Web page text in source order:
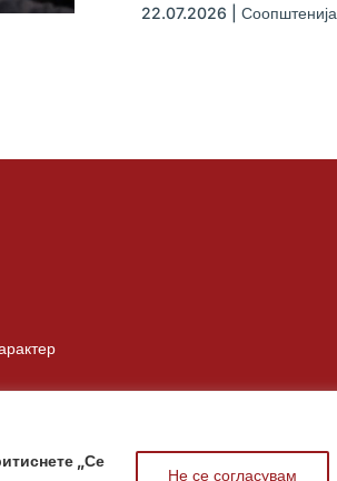
„Се
Не се согласувам
22.07.2026 Соопштенија